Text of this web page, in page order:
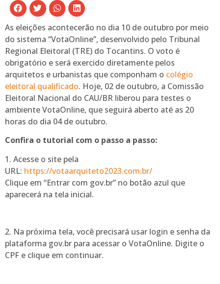
As eleições acontecerão no dia 10 de outubro por meio
do sistema “VotaOnline”, desenvolvido pelo Tribunal
Regional Eleitoral (TRE) do Tocantins. O voto é
obrigatório e será exercido diretamente pelos
arquitetos e urbanistas que componham o colégio
eleitoral qualificado. Hoje, 02 de outubro, a Comissão
Eleitoral Nacional do CAU/BR liberou para testes o
ambiente VotaOnline, que seguirá aberto até as 20
horas do dia 04 de outubro.
Confira o tutorial com o passo a passo:
1. Acesse o site pela
URL: https://votaarquiteto2023.com.br/
Clique em “Entrar com gov.br” no botão azul que
aparecerá na tela inicial.
2. Na próxima tela, você precisará usar login e senha da
plataforma gov.br para acessar o VotaOnline. Digite o
CPF e clique em continuar.